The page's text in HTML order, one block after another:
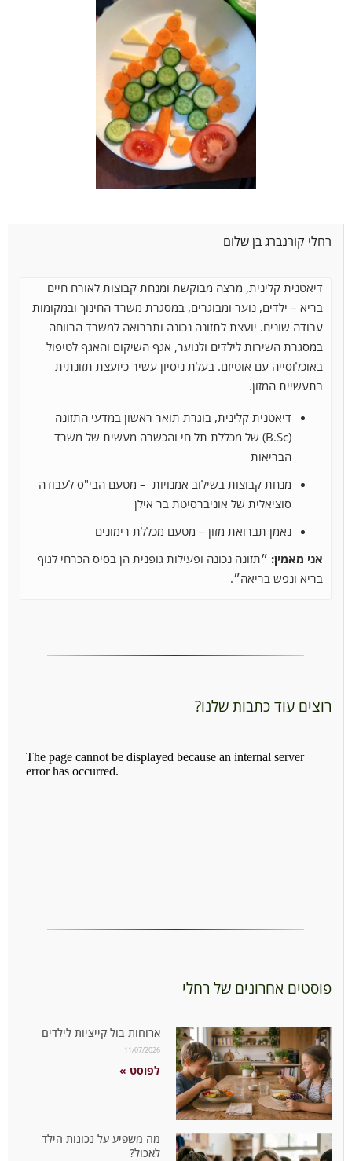
רחלי קורנברג בן שלום
דיאטנית קלינית, מרצה מבוקשת ומנחת קבוצות לאורח חיים
בריא – ילדים, נוער ומבוגרים, במסגרת משרד החינוך ובמקומות
עבודה שונים. יועצת לתזונה נכונה ותברואה למשרד הרווחה
במסגרת השירות לילדים ולנוער, אגף השיקום והאגף לטיפול
באוכלוסייה עם אוטיזם. בעלת ניסיון עשיר כיועצת תזונתית
בתעשיית המזון.
דיאטנית קלינית, בוגרת תואר ראשון במדעי התזונה
(B.Sc) של מכללת תל חי והכשרה מעשית של משרד
הבריאות
מנחת קבוצות בשילוב אמנויות – מטעם הבי"ס לעבודה
סוציאלית של אוניברסיטת בר אילן
נאמן תברואת מזון – מטעם מכללת רימונים
אני מאמין: ״תזונה נכונה ופעילות גופנית הן בסיס הכרחי לגוף
בריא ונפש בריאה״.
רוצים עוד כתבות שלנו?
פוסטים אחרונים של רחלי
ארוחות בול קייציות לילדים
11/07/2026
לפוסט »
מה משפיע על נכונות הילד
לאכול?